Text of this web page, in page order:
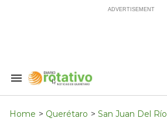
Search
Navigation
Home > Querétaro > San Juan Del Río